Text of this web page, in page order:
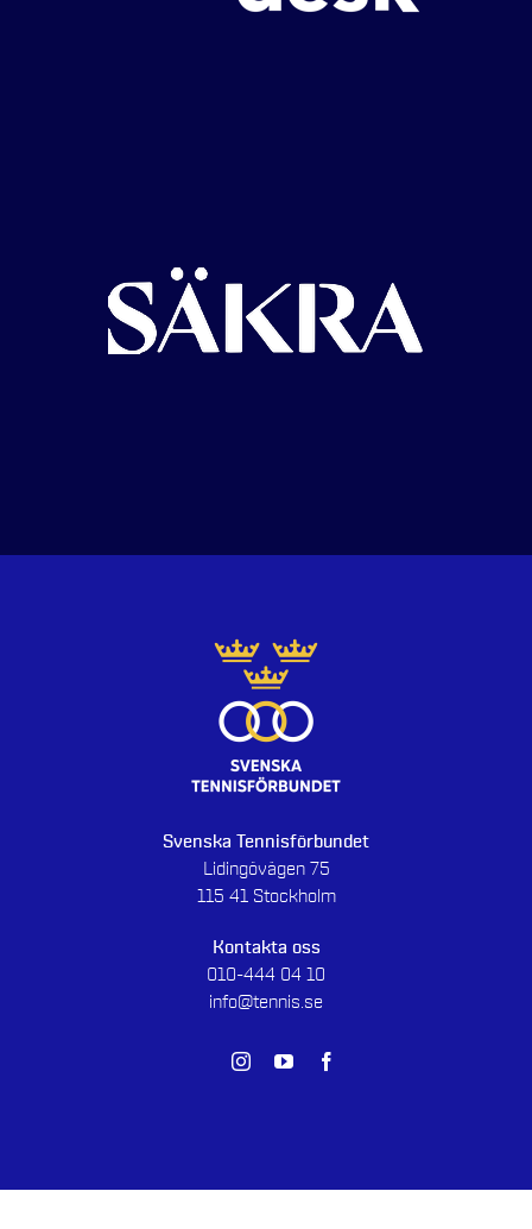
Svenska Tennisförbundet
Lidingövägen 75
115 41 Stockholm
Kontakta oss
010-444 04 10
info@tennis.se